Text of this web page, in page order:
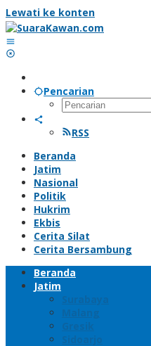
Lewati ke konten
Pencarian
RSS
Beranda
Jatim
Nasional
Politik
Hukrim
Ekbis
Cerita Silat
Cerita Bersambung
Beranda
Jatim
Surabaya
Malang
Gresik
Sidoarjo